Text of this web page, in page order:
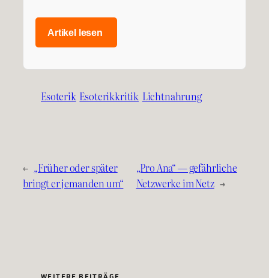
Artikel lesen
Esoterik Esoterikkritik Lichtnahrung
← „Früher oder später
bringt er jemanden um“
„Pro Ana“ — gefährliche
Netzwerke im Netz →